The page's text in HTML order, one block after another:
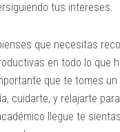
tus intereses.
que necesitas
en todo lo que
que te tomes
cuidarte, y relajarte
llegue te